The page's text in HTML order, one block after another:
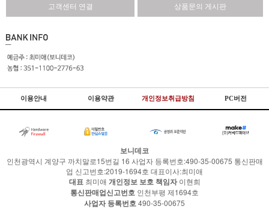
고객센터 연결 상품문의 게시판
이용안내 이용약관 개인정보취급방침 PC버전
보니데코
인천광역시 계양구 까치말로15번길 16 사업자 등록번호:490-35-00675 통신판매
업 신고번호:2019-1694호 대표이사:최미애
대표 최미애 개인정보 보호 책임자이현희
통신판매업신고번호 인천부평 제1694호
사업자 등록번호490-35-00675